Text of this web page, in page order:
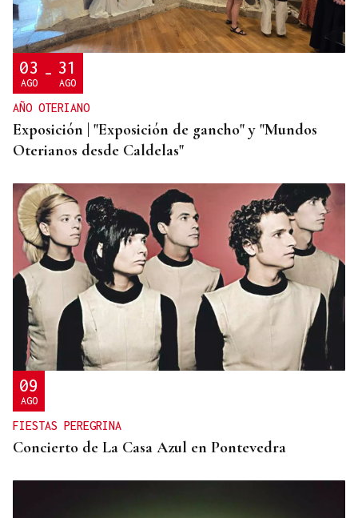
03
AGO - 31
AGO
AÑO OTERIANO
Exposición | "Exposición de gancho" y "Mundos
Oterianos desde Caldelas"
09
AGO
FIESTAS PEREGRINA
Concierto de La Casa Azul en Pontevedra